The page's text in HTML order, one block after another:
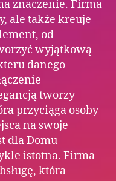
znaczenie. Firma
ale także kreuje
od
wyjątkową
danego
tworzy
przyciąga osoby
na swoje
dla Domu
istotna. Firma
która